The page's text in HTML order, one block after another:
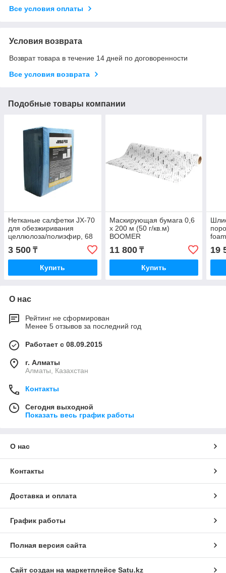
Все условия оплаты
Условия возврата
Возврат товара в течение 14 дней по договоренности
Все условия возврата
Подобные товары компании
Нетканые салфетки JX-70
для обезжиривания
целлюлоза/полиэфир, 68
г/м2, голубые 29 х 36 см
3 500 ₸
Купить
Маскирующая бумага 0,6
х 200 м (50 г/кв.м)
BOOMER
11 800₸
Купить
19
О нас
Рейтинг не сформирован
Менее 5 отзывов за последний год
Работает с 08.09.2015
г. Алматы
Алматы, Казахстан
Контакты
Сегодня выходной
Показать весь график работы
О нас
Контакты
Доставка и оплата
График работы
Полная версия сайта
Сайт создан на маркетплейсе Satu.kz